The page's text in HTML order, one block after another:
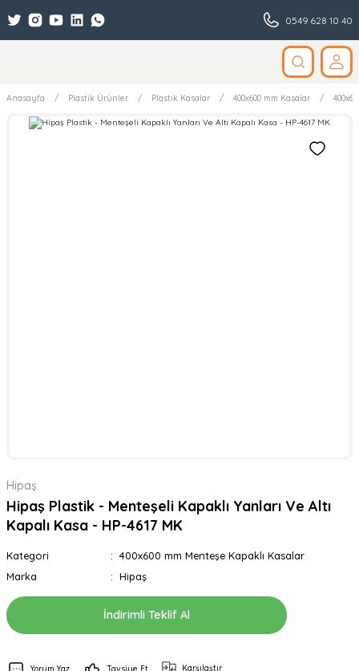
0549 628 10 40
Anasayfa Plastik Ürünler Plastik Kasalar 400x600 mm Kasalar
Hipaş
Hipaş Plastik - Menteşeli Kapaklı Yanları Ve Altı
Kapalı Kasa - HP-4617 MK
Kategori
400x600 mm Menteşe Kapaklı Kasalar
Marka
Hipaş
İndirimli Teklif Al
Karşılaştır